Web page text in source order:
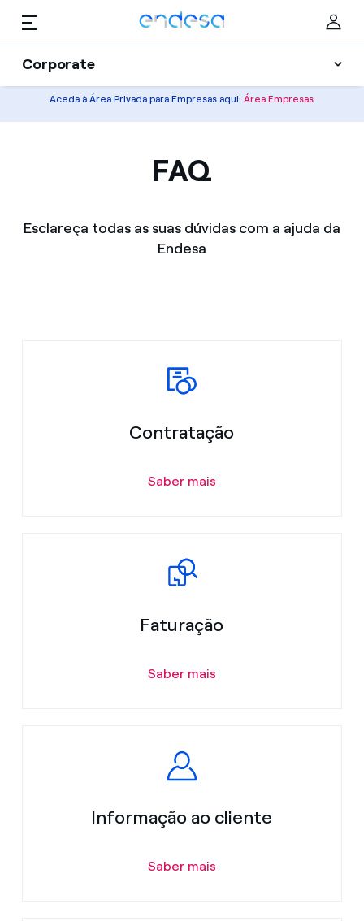
Corporate
Soluções
Particulares
Aceda à Área Privada para Empresas aqui:Área Empresas
FAQ
Esclareça todas as suas dúvidas com a ajuda da
Endesa
Contratação
Saber mais
Faturação
Saber mais
Informação ao cliente
Saber mais